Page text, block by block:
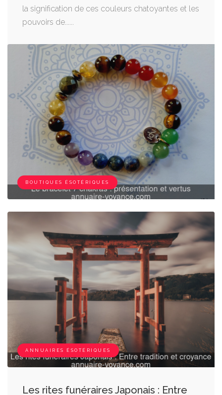
la signification de ces couleurs chatoyantes et les
pouvoirs de......
BOUTIQUES ÉSOTÉRIQUES
ANNUAIRES ÉSOTÉRIQUES
Les rites funéraires Japonais : Entre